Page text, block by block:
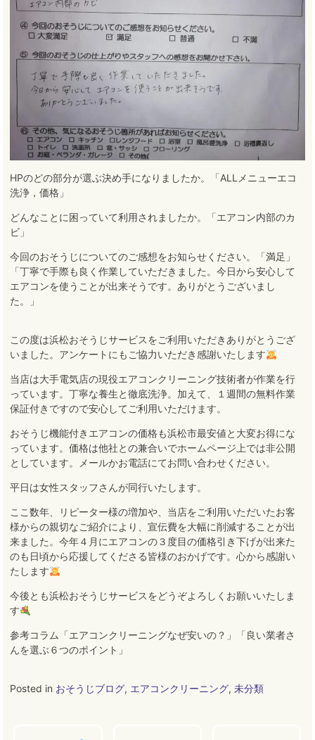
HPのどの部分が選ぶ決め手になりましたか。「ALLメニューエコ
洗浄，価格」
どんなことに困っていて利用されましたか。「エアコン内部のカ
ビ」
今回のおそうじについてのご感想をお知らせください。「満足」
「丁寧で手際も良く作業していただきました。今日から安心して
エアコンを使うことが出来そうです。ありがとうございまし
た。」
この度は浜松おそうじサービスをご利用いただきありがとうござ
いました。アンケートにもご協力いただき感謝いたします
当店は大手電気店の現役エアコンクリーニング技術者が作業を行
っています。丁寧な養生と徹底洗浄。加えて、１週間の無料作業
保証付きですので安心してご利用いただけます。
おそうじ機能付きエアコンの価格も浜松市最安値と大変お得にな
っています。価格は他社との兼合いでホームページ上では非公開
としています。メールかお電話にてお問い合わせください。
平日は女性スタッフさんが同行いたします。
ここ数年、リピーター様の増加や、当店をご利用いただいたお客
様からの親切なご紹介により、宣伝費を大幅に削減することが出
来ました。今年４月にエアコンの３度目の価格引き下げが出来た
のも日頃から応援してくださる皆様のおかげです。心から感謝い
たします
今後とも浜松おそうじサービスをどうぞよろしくお願いいたしま
す
参考コラム「エアコンクリーニングなぜ安いの？」「良い業者さ
んを選ぶ６つのポイント」
Posted in おそうじブログ, エアコンクリーニング,未分類